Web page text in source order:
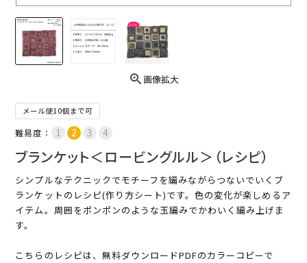
画像拡大
メール便10個まで可
難易度：
ブランケット＜ロービングルル＞（レシピ）
シンプルなテクニックでモチーフを編みながらつないでいくブ
ランケットのレシピ(作り方シート)です。色の変化が楽しめるア
イテム。周囲をポンポンのような玉編みでかわいく編み上げま
す。
こちらのレシピは、無料ダウンロードPDFのカラーコピーで